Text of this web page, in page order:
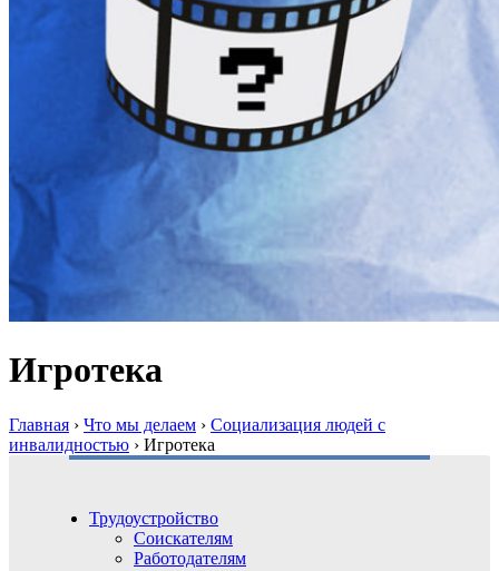
Игротека
Главная › Что мы делаем › Социализация людей с
инвалидностью › Игротека
Трудоустройство
Соискателям
Работодателям